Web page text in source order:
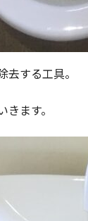
する工具。
ます。